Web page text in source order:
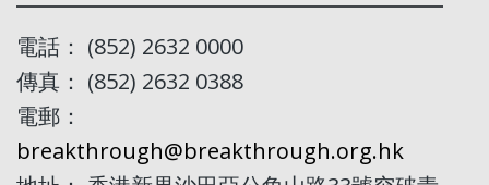
電話： (852) 2632 0000
傳真： (852) 2632 0388
電郵：
breakthrough@breakthrough.org.hk